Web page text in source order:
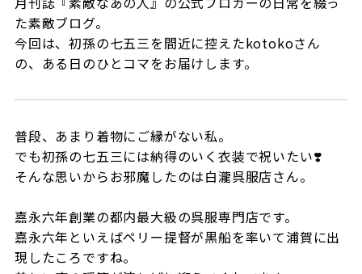
た素敵ブログ。
今回は、初孫の七五三を間近に控えたkotokoさん
の、ある日のひとコマをお届けします。
普段、あまり着物にご縁がない私。
でも初孫の七五三には納得のいく衣装で祝いたい❣️
そんな思いからお邪魔したのは白瀧呉服店さん。
嘉永六年創業の都内最大級の呉服専門店です。
嘉永六年といえばペリー提督が黒船を率いて浦賀に出
現したころですね。